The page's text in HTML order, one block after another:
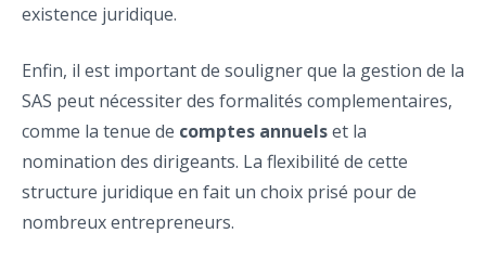
existence juridique.
Enfin, il est important de souligner que la gestion de la
SAS peut nécessiter des formalités complementaires,
comme la tenue de comptes annuelset la
nomination des dirigeants. La flexibilité de cette
structure juridique en fait un choix prisé pour de
nombreux entrepreneurs.